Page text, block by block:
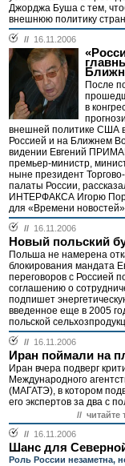
Джорджа Буша с тем,
внешнюю политику
// 16.11.2006
После
в
внешней политике США
Россией и на Ближнем
видении Евгений
премьер-министр,
ныне президент
палаты России,
ИНТЕРФАКСА Игорю
для «Времени
// 16.11.2006
Новый польский
Польша не намерена
блокирования мандата
переговоров с Россией
соглашению о
подпишет
введенное еще в 2005
польской
// 16.11.2006
Иран поймали на
Иран вчера подверг
Международного
(МАГАТЭ), в котором
его экспертов за два с
// читайте
// 16.11.2006
Шанс для
Роль России незаметна,